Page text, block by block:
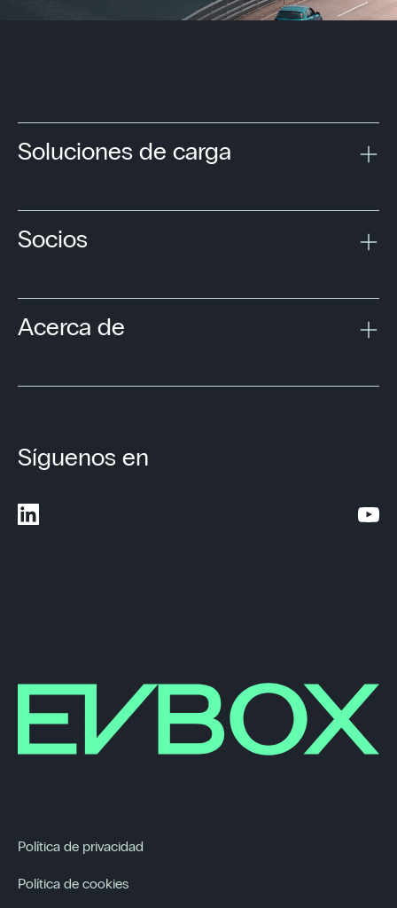
Soluciones de carga
Socios
Acerca de
Síguenos en
Política de privacidad
Política de cookies